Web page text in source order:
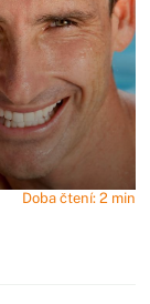
Doba čtení: 2 min